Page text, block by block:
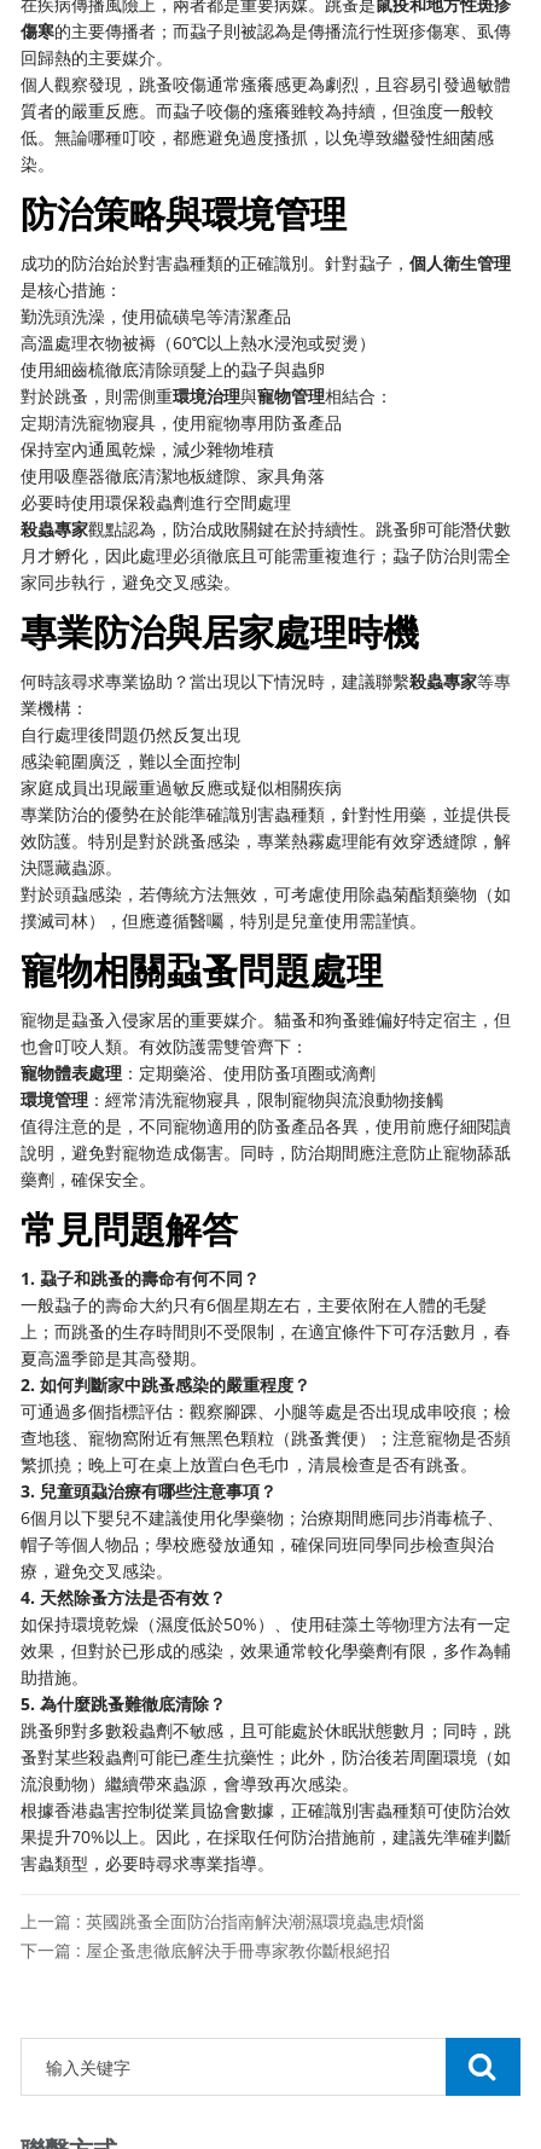
傷寒的主要傳播者；而蝨子則被認為是傳播流行性斑疹傷寒、虱傳
回歸熱的主要媒介。
個人觀察發現，跳蚤咬傷通常瘙癢感更為劇烈，且容易引發過敏體
質者的嚴重反應。而蝨子咬傷的瘙癢雖較為持續，但強度一般較
低。無論哪種叮咬，都應避免過度搔抓，以免導致繼發性細菌感
染。
防治策略與環境管理
成功的防治始於對害蟲種類的正確識別。針對蝨子，個人衛生管理
是核心措施：
勤洗頭洗澡，使用硫磺皂等清潔產品
高溫處理衣物被褥（60℃以上熱水浸泡或熨燙）
使用細齒梳徹底清除頭髮上的蝨子與蟲卵
對於跳蚤，則需側重環境治理與寵物管理相結合：
定期清洗寵物寢具，使用寵物專用防蚤產品
保持室內通風乾燥，減少雜物堆積
使用吸塵器徹底清潔地板縫隙、家具角落
必要時使用環保殺蟲劑進行空間處理
殺蟲專家觀點認為，防治成敗關鍵在於持續性。跳蚤卵可能潛伏數
月才孵化，因此處理必須徹底且可能需重複進行；蝨子防治則需全
家同步執行，避免交叉感染。
專業防治與居家處理時機
何時該尋求專業協助？當出現以下情況時，建議聯繫殺蟲專家等專
業機構：
自行處理後問題仍然反复出現
感染範圍廣泛，難以全面控制
家庭成員出現嚴重過敏反應或疑似相關疾病
專業防治的優勢在於能準確識別害蟲種類，針對性用藥，並提供長
效防護。特別是對於跳蚤感染，專業熱霧處理能有效穿透縫隙，解
決隱藏蟲源。
對於頭蝨感染，若傳統方法無效，可考慮使用除蟲菊酯類藥物（如
撲滅司林），但應遵循醫囑，特別是兒童使用需謹慎。
寵物相關蝨蚤問題處理
寵物是蝨蚤入侵家居的重要媒介。貓蚤和狗蚤雖偏好特定宿主，但
也會叮咬人類。有效防護需雙管齊下：
寵物體表處理 ：定期藥浴、使用防蚤項圈或滴劑
環境管理 ：經常清洗寵物寢具，限制寵物與流浪動物接觸
值得注意的是，不同寵物適用的防蚤產品各異，使用前應仔細閱讀
說明，避免對寵物造成傷害。同時，防治期間應注意防止寵物舔舐
藥劑，確保安全。
常見問題解答
1. 蝨子和跳蚤的壽命有何不同？
一般蝨子的壽命大約只有6個星期左右，主要依附在人體的毛髮
上；而跳蚤的生存時間則不受限制，在適宜條件下可存活數月，春
夏高溫季節是其高發期。
2. 如何判斷家中跳蚤感染的嚴重程度？
可通過多個指標評估：觀察腳踝、小腿等處是否出現成串咬痕；檢
查地毯、寵物窩附近有無黑色顆粒（跳蚤糞便）；注意寵物是否頻
繁抓撓；晚上可在桌上放置白色毛巾，清晨檢查是否有跳蚤。
3. 兒童頭蝨治療有哪些注意事項？
6個月以下嬰兒不建議使用化學藥物；治療期間應同步消毒梳子、
帽子等個人物品；學校應發放通知，確保同班同學同步檢查與治
療，避免交叉感染。
4. 天然除蚤方法是否有效？
如保持環境乾燥（濕度低於50%）、使用硅藻土等物理方法有一定
效果，但對於已形成的感染，效果通常較化學藥劑有限，多作為輔
助措施。
5. 為什麼跳蚤難徹底清除？
跳蚤卵對多數殺蟲劑不敏感，且可能處於休眠狀態數月；同時，跳
蚤對某些殺蟲劑可能已產生抗藥性；此外，防治後若周圍環境（如
流浪動物）繼續帶來蟲源，會導致再次感染。
根據香港蟲害控制從業員協會數據，正確識別害蟲種類可使防治效
果提升70%以上。因此，在採取任何防治措施前，建議先準確判斷
害蟲類型，必要時尋求專業指導。
上一篇 : 英國跳蚤全面防治指南解決潮濕環境蟲患煩惱
下一篇 : 屋企蚤患徹底解決手冊專家教你斷根絕招